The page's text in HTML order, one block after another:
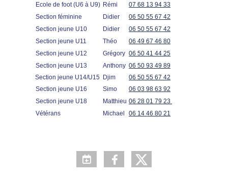
Ecole de foot (U6 à U9) Rémi
07 68 13 94 33
Section féminine
Didier
06 50 55 67 42
Section jeune U10
Didier
06 50 55 67 42
Section jeune U11
Théo
06 49 67 46 80
Section jeune U12
Grégory 06 50 41 44 25
Section jeune U13
Anthony 06 50 93 49 89
Section jeune U14/U15 Djim
06 50 55 67 42
Section jeune U16
Simo
06 03 98 63 92
Section jeune U18
Matthieu 06 28 01 79 23
Vétérans
Michael 06 14 46 80 21